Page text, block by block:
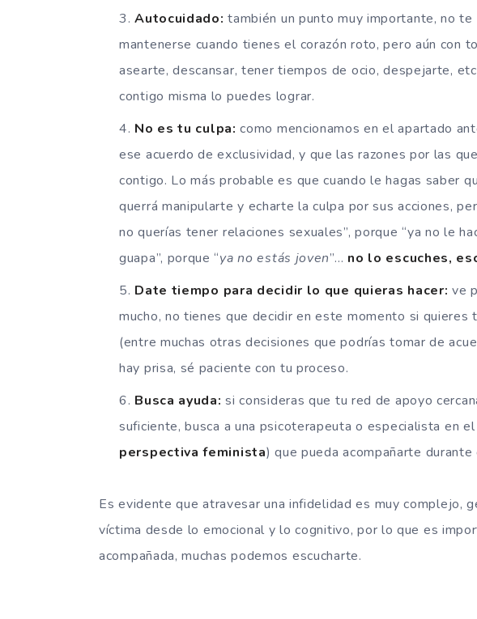
Autocuidado: también un punto muy importante, no
mantenerse cuando tienes el corazón roto, pero aún con
asearte, descansar, tener tiempos de ocio, despejarte,
contigo misma lo puedes lograr.
No es tu culpa: como mencionamos en el apartado
ese acuerdo de exclusividad, y que las razones por las
contigo. Lo más probable es que cuando le hagas saber
querrá manipularte y echarte la culpa por sus acciones,
no querías tener relaciones sexuales”, porque “ya no le
guapa”, porque “ya no estás joven”… no lo escuches,
Date tiempo para decidir lo que quieras hacer: ve
mucho, no tienes que decidir en este momento si quieres
(entre muchas otras decisiones que podrías tomar de
hay prisa, sé paciente con tu proceso.
Busca ayuda:si consideras que tu red de apoyo
suficiente, busca a una psicoterapeuta o especialista en
perspectiva feminista) que pueda acompañarte durante
Es evidente que atravesar una infidelidad es muy complejo,
víctima desde lo emocional y lo cognitivo, por lo que es
acompañada, muchas podemos escucharte.